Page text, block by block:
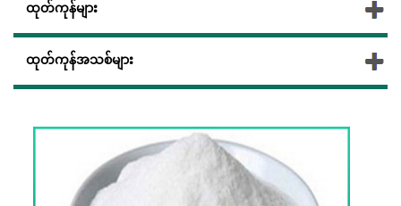
ထုတ်ကုန်များ
ထုတ်ကုန်အသစ်များ